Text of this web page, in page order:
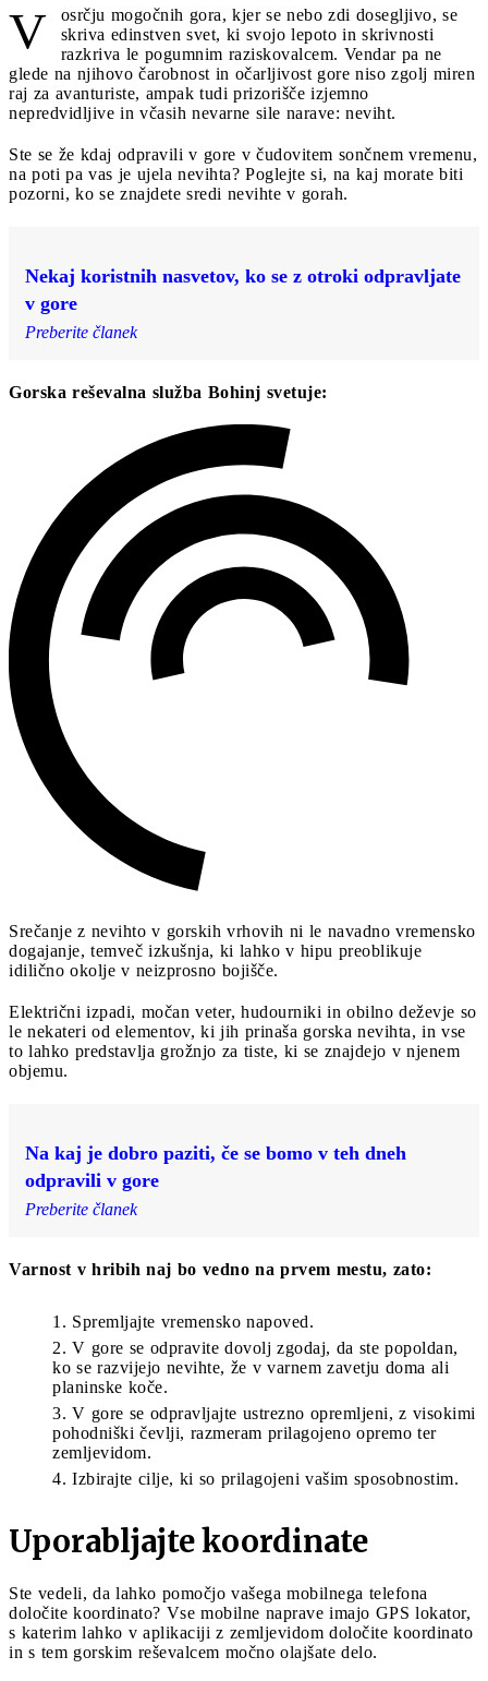
V
osrčju mogočnih gora, kjer se nebo zdi dosegljivo, se
skriva edinstven svet, ki svojo lepoto in skrivnosti
razkriva le pogumnim raziskovalcem. Vendar pa ne
glede na njihovo čarobnost in očarljivost gore niso zgolj miren
raj za avanturiste, ampak tudi prizorišče izjemno
nepredvidljive in včasih nevarne sile narave: neviht.
Ste se že kdaj odpravili v gore v čudovitem sončnem vremenu,
na poti pa vas je ujela nevihta? Poglejte si, na kaj morate biti
pozorni, ko se znajdete sredi nevihte v gorah.
Nekaj koristnih nasvetov, ko se z otroki odpravljate
v gore
Preberite članek
Gorska reševalna služba Bohinj svetuje:
Srečanje z nevihto v gorskih vrhovih ni le navadno vremensko
dogajanje, temveč izkušnja, ki lahko v hipu preoblikuje
idilično okolje v neizprosno bojišče.
Električni izpadi, močan veter, hudourniki in obilno deževje so
le nekateri od elementov, ki jih prinaša gorska nevihta, in vse
to lahko predstavlja grožnjo za tiste, ki se znajdejo v njenem
objemu.
Na kaj je dobro paziti, če se bomo v teh dneh
odpravili v gore
Preberite članek
Varnost v hribih naj bo vedno na prvem mestu, zato:
Spremljajte vremensko napoved.
V gore se odpravite dovolj zgodaj, da ste popoldan,
ko se razvijejo nevihte, že v varnem zavetju doma ali
planinske koče.
V gore se odpravljajte ustrezno opremljeni, z visokimi
pohodniški čevlji, razmeram prilagojeno opremo ter
zemljevidom.
Izbirajte cilje, ki so prilagojeni vašim sposobnostim.
Uporabljajte koordinate
Ste vedeli, da lahko pomočjo vašega mobilnega telefona
določite koordinato? Vse mobilne naprave imajo GPS lokator,
s katerim lahko v aplikaciji z zemljevidom določite koordinato
in s tem gorskim reševalcem močno olajšate delo.